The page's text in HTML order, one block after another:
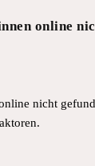
online
nicht